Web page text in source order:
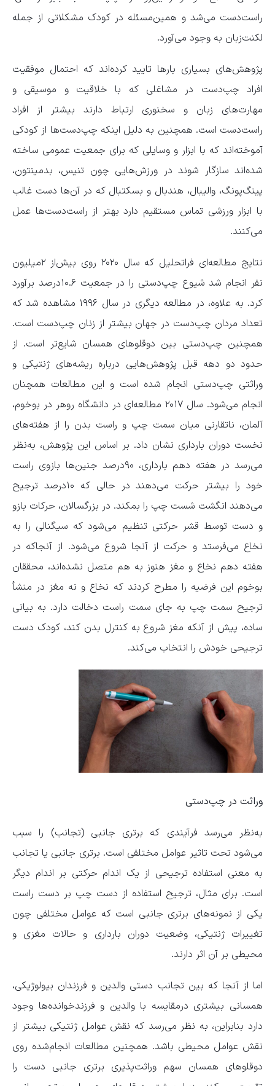
راست‌دست می‌شد و همین‌مسئله در کودک مشکلاتی از جمله
لکنت‌زبان به‌ وجود می‌آورد.
پژوهش‌های بسیاری بار‌ها تایید کرده‌اند که احتمال موفقیت
افراد چپ‌دست در مشاغلی که با خلاقیت و موسیقی و
مهارت‌های زبان و سخنوری ارتباط دارند بیشتر از افراد
راست‌دست است. همچنین به‌ دلیل‌ اینکه چپ‌دست‌ها از کودکی
آموخته‌اند که با ابزار و وسایلی که برای جمعیت عمومی ساخته
شده‌اند سازگار شوند در ورزش‌هایی چون تنیس، بدمینتون،
پینگ‌پونگ، والیبال، هندبال و بسکتبال که در آن‌ها دست غالب
با ابزار ورزشی تماس مستقیم دارد بهتر از راست‌دست‌ها عمل
می‌کنند.
نتایج مطالعه‌ای فراتحلیل که سال ۲۰۲۰ روی بیش‌از ۲میلیون
نفر انجام شد شیوع چپ‌دستی را در جمعیت ۱۰.۶درصد برآورد
کرد. به‌ علاوه، در مطالعه دیگری در سال ۱۹۹۶ مشاهده شد که
تعداد مردان چپ‌دست در جهان بیشتر از زنان چپ‌دست است.
همچنین چپ‌دستی بین دوقلو‌های همسان شایع‌تر است. از
حدود دو دهه قبل پژوهش‌هایی درباره ریشه‌های ژنتیکی و
وراثتی چپ‌دستی انجام شده است و این مطالعات همچنان
انجام می‌شود. سال ۲۰۱۷ مطالعه‌ای در دانشگاه روهر در بوخوم،
آلمان، ناتقارنی میان سمت چپ و راست بدن را از هفته‌های
نخست دوران بارداری نشان داد. بر اساس این پژوهش، به‌نظر
می‌رسد در هفته دهم بارداری، ۹۰درصد جنین‌ها بازوی راست
خود را بیشتر حرکت می‌دهند در حالی‌ که ۱۰درصد ترجیح
می‌دهند انگشت شست چپ را بمکند. در بزرگسالان، حرکات بازو
و دست توسط قشر حرکتی تنظیم می‌شود که سیگنالی را به
نخاع می‌فرستد و حرکت از آنجا شروع می‌شود. از آنجاکه در
هفته دهم نخاع و مغز هنوز به هم متصل نشده‌اند، محققان
بوخوم این فرضیه را مطرح کردند که نخاع و نه مغز در منشأ
ترجیح سمت چپ به‌ جای سمت راست دخالت دارد. به‌ بیانی‌
ساده، پیش‌ از آنکه مغز شروع به کنترل بدن کند، کودک دست
ترجیحی خودش را انتخاب می‌کند.
وراثت در چپ‌دستی
به‌نظر می‌رسد فرآیندی که برتری جانبی (تجانب) را سبب
می‌شود تحت تاثیر عوامل مختلفی است. برتری جانبی یا تجانب
به‌ معنی استفاده ترجیحی از یک اندام حرکتی بر اندام دیگر
است. برای‌ مثال، ترجیح استفاده از دست چپ بر دست راست
یکی از نمونه‌های برتری جانبی است که عوامل مختلفی چون
تغییرات ژنتیکی، وضعیت دوران بارداری و حالات مغزی و
محیطی بر آن اثر دارند.
اما از آنجا که بین تجانب دستی والدین و فرزندان بیولوژیکی،
همسانی بیشتری درمقایسه با والدین و فرزندخوانده‌ها وجود
دارد بنابراین، به‌ نظر می‌رسد که نقش عوامل ژنتیکی بیشتر از
نقش عوامل محیطی باشد. همچنین مطالعات انجام‌شده روی
دوقلو‌های همسان سهم وراثت‌پذیری برتری جانبی دست را